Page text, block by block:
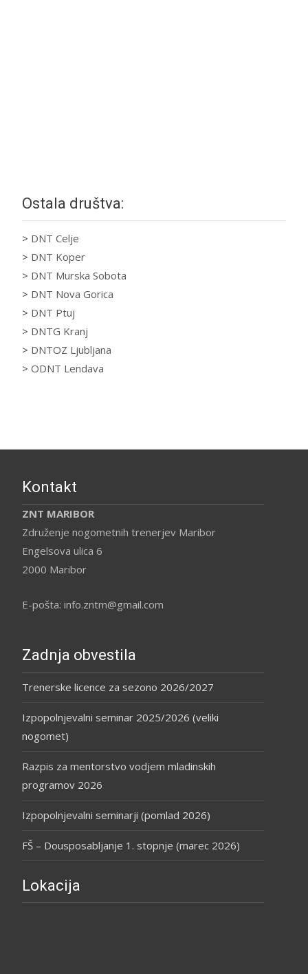
Ostala društva:
> DNT Celje
> DNT Koper
> DNT Murska Sobota
> DNT Nova Gorica
> DNT Ptuj
> DNTG Kranj
> DNTOZ Ljubljana
> ODNT Lendava
Kontakt
ZNT MARIBOR
Združenje nogometnih trenerjev Maribor
Engelsova ulica 6
2000 Maribor
E-pošta: info.zntm@gmail.com
Zadnja obvestila
Trenerske licence za sezono 2026/2027
Izpopolnjevalni seminar 2025/2026 (veliki
nogomet)
Razpis za mentorstvo vodjem mladinskih
programov 2026
Izpopolnjevalni seminarji (pomlad 2026)
FŠ – Dousposabljanje 1. stopnje (marec 2026)
Lokacija